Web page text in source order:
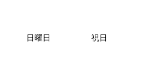
日曜日 祝日